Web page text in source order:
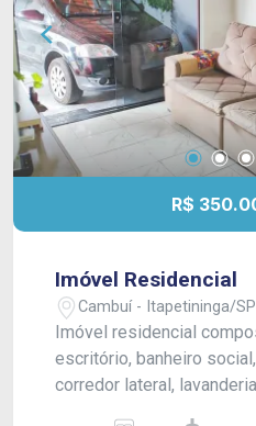
R$
Imóvel Residencial
Cambuí - Itapetininga/SP
Imóvel residencial
escritório, banheiro
corredor lateral,